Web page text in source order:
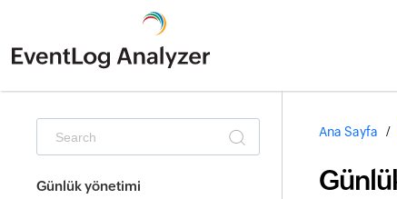
Günlük yönetimi
Ana Sayfa